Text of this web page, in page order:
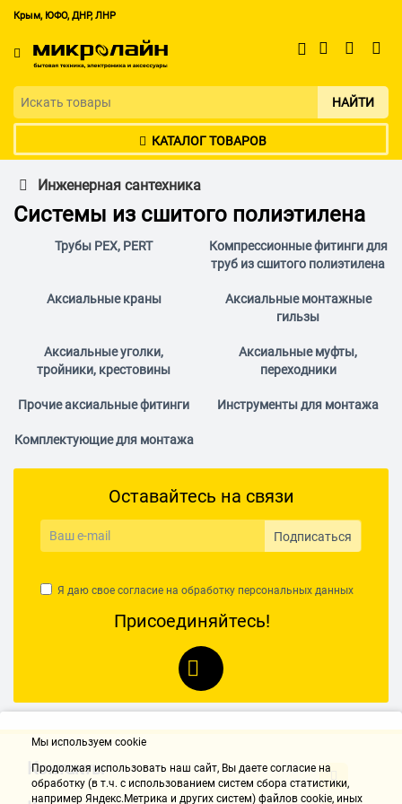
Крым, ЮФО, ДНР, ЛНР
НАЙТИ
КАТАЛОГ ТОВАРОВ
Инженерная сантехника
Системы из сшитого полиэтилена
Трубы PEX, PERT
Компрессионные фитинги для
труб из сшитого полиэтилена
Аксиальные краны
Аксиальные монтажные
гильзы
Аксиальные уголки,
тройники, крестовины
Аксиальные муфты,
переходники
Прочие аксиальные фитинги Инструменты для монтажа
Комплектующие для монтажа
Оставайтесь на связи
Подписаться
Я даю свое согласие на обработку персональных данных
Присоединяйтесь!
Контакты
Мы используем cookie
Продолжая использовать наш cайт, Вы даете согласие на
обработку (в т.ч. с использованием систем сбора статистики,
например Яндекс.Метрика и других систем) файлов cookie, иных